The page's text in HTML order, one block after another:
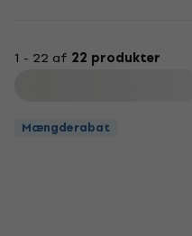
1 - 22 af 22 produkter
Mængderabat